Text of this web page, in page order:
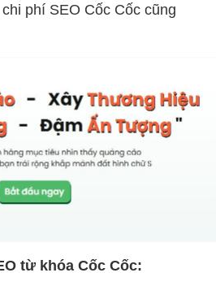
chi phí SEO Cốc Cốc cũng
từ khóa Cốc Cốc: